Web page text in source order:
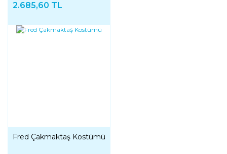
2.685,60 TL
Fred Çakmaktaş Kostümü